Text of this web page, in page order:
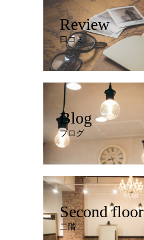
Review
口コミ
Blog
ブログ
Second floor
二階